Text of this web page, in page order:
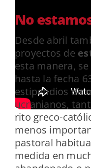
No
Desde abril
proyectos de
esta manera,
hasta la fecha
estipendios de
ucranianos,
rito greco-
menos
pastoral
medida en